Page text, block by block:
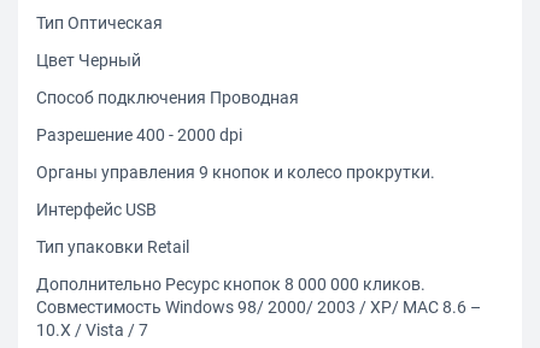
Тип Оптическая
Цвет Черный
Способ подключения Проводная
Разрешение 400 - 2000 dpi
Органы управления 9 кнопок и колесо прокрутки.
Интерфейс USB
Тип упаковки Retail
Дополнительно Ресурс кнопок 8 000 000 кликов.
Совместимость Windows 98/ 2000/ 2003 / XP/ MAC 8.6 –
10.X / Vista / 7